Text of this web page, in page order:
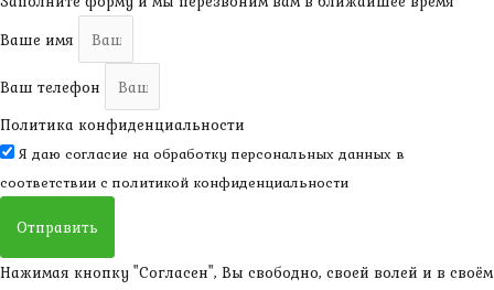
Ваше имя
Ваш телефон
Политика конфиденциальности
Я даю согласие на обработку персональных данных в
соответствии с политикой конфиденциальности
Отправить
Нажимая кнопку "Согласен", Вы свободно, своей волей и в своём